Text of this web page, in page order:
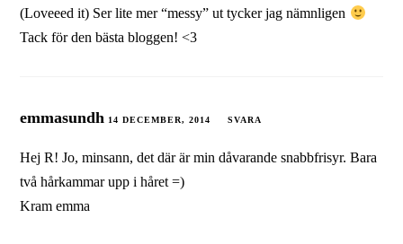
(Loveeed it) Ser lite mer “messy” ut tycker jag nämnligen
Tack för den bästa bloggen! <3
emmasundh 14 DECEMBER, 2014 SVARA
Hej R! Jo, minsann, det där är min dåvarande snabbfrisyr. Bara
två hårkammar upp i håret =)
Kram emma